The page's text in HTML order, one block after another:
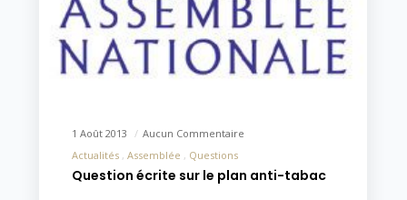
1 Août 2013
Aucun Commentaire
Actualités
Assemblée Questions
Question écrite sur le plan anti-tabac